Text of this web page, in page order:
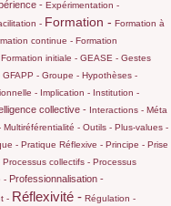
- Expérimentation -
- Formation - Formation à
continue - Formation
Formation initiale - GEASE - Gestes
GFAPP - Groupe - Hypothèses -
- Implication - Institution -
collective - Interactions - Méta
Multiréférentialité - Outils - Plus-values -
- Pratique Réflexive - Principe - Prise
Processus collectifs - Processus
- Professionnalisation -
- Réflexivité - Régulation -